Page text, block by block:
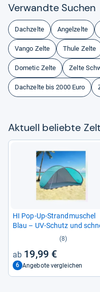
Ver­wandte Suchen
Dachzelte Angelzelte
Vango Zelte Thule Zelte
Dometic Zelte Zelte
Dachzelte bis 2000 Euro
Aktu­ell beliebte
HI Pop-​Up-​Strand­mu­schel
Blau – UV-​Schutz und
(8)
19,99 €
6 Angebote vergleichen